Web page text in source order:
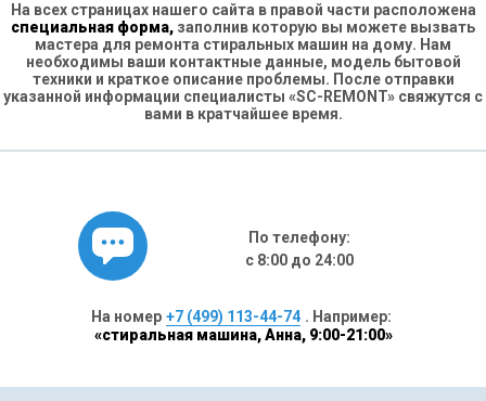
На всех страницах нашего сайта в правой части расположена
специальная форма, заполнив которую вы можете вызвать
мастера для ремонта стиральных машин на дому. Нам
необходимы ваши контактные данные, модель бытовой
техники и краткое описание проблемы. После отправки
указанной информации специалисты «SC-REMONT» свяжутся с
вами в кратчайшее время.
По телефону:
с 8:00 до 24:00
На номер +7 (499) 113-44-74 . Например:
«стиральная машина, Анна, 9:00-21:00»